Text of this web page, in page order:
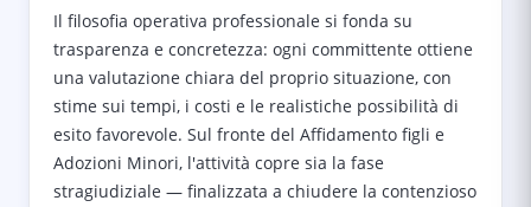
Il filosofia operativa professionale si fonda su
trasparenza e concretezza: ogni committente ottiene
una valutazione chiara del proprio situazione, con
stime sui tempi, i costi e le realistiche possibilità di
esito favorevole. Sul fronte del Affidamento figli e
Adozioni Minori, l'attività copre sia la fase
stragiudiziale — finalizzata a chiudere la contenzioso